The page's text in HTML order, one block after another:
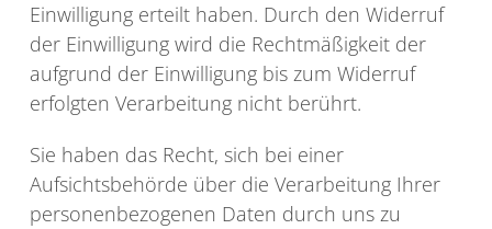
Einwilligung erteilt haben. Durch den Widerruf
der Einwilligung wird die Rechtmäßigkeit der
aufgrund der Einwilligung bis zum Widerruf
erfolgten Verarbeitung nicht berührt.
Sie haben das Recht, sich bei einer
Aufsichtsbehörde über die Verarbeitung Ihrer
personenbezogenen Daten durch uns zu